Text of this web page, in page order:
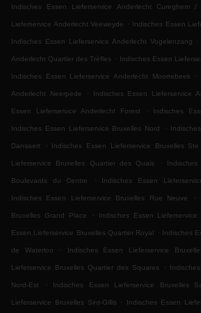
Indisches Essen Lieferservice Anderlecht Cureghem /
Lieferservice Anderlecht Veeweyde . Indisches Essen
Indisches Essen Lieferservice Anderlecht Vogelenzang .
Anderlecht Quartier des Trèfles . Indisches Essen
Indisches Essen Lieferservice Anderlecht Moortebeek .
Anderlecht Neerpede . Indisches Essen Lieferservice
Essen Lieferservice Anderlecht Forest . Indisches
Indisches Essen Lieferservice Bruxelles Nord .
Dansaert . Indisches Essen Lieferservice Bruxelles Ste
Lieferservice Bruxelles Quartier des Quais .
Boulevards du Centre . Indisches Essen
Indisches Essen Lieferservice Bruxelles Rue Neuve .
Bruxelles Grand Place . Indisches Essen
Essen Lieferservice Bruxelles Quartier Royal . Indisches
de Waterloo . Indisches Essen Lieferservice
Lieferservice Bruxelles Quartier des Squares .
Nord-Est . Indisches Essen Lieferservice Bruxelles
Lieferservice Bruxelles Sint-Gillis . Indisches Essen